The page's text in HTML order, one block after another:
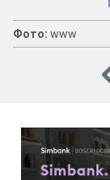
Фото: www